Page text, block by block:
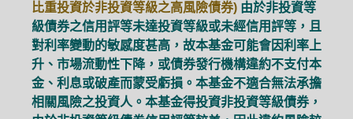
比重投資於非投資等級之高風險債券) 由於非投資等
級債券之信用評等未達投資等級或未經信用評等，且
對利率變動的敏感度甚高，故本基金可能會因利率上
升、市場流動性下降，或債券發行機構違約不支付本
金、利息或破產而蒙受虧損。本基金不適合無法承擔
相關風險之投資人。本基金得投資非投資等級債券，